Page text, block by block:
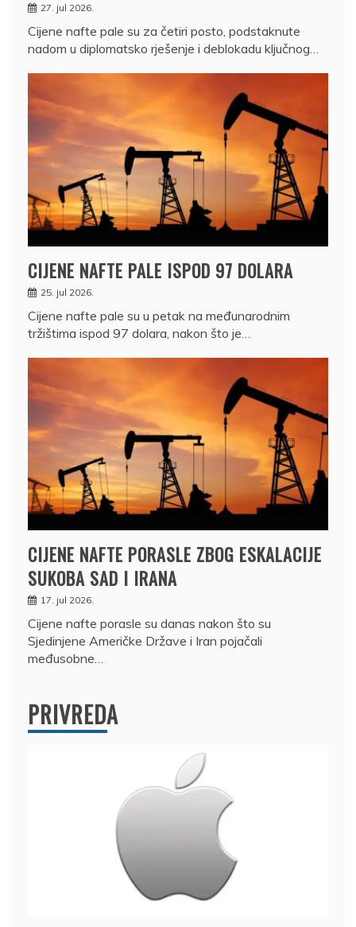
27. jul 2026.
Cijene nafte pale su za četiri posto, podstaknute
nadom u diplomatsko rješenje i deblokadu ključnog…
CIJENE NAFTE PALE ISPOD 97 DOLARA
25. jul 2026.
Cijene nafte pale su u petak na međunarodnim
tržištima ispod 97 dolara, nakon što je…
CIJENE NAFTE PORASLE ZBOG ESKALACIJE
SUKOBA SAD I IRANA
17. jul 2026.
Cijene nafte porasle su danas nakon što su
Sjedinjene Američke Države i Iran pojačali
međusobne…
PRIVREDA